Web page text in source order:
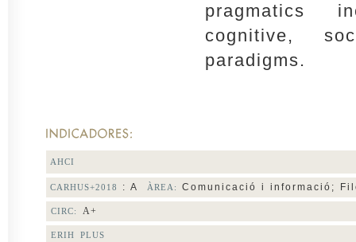
pragmatics
cognitive,
paradigms.
AHCI
CARHUS+2018 : AÀREA: Comunicació i informació;
CIRC: A+
ERIH PLUS